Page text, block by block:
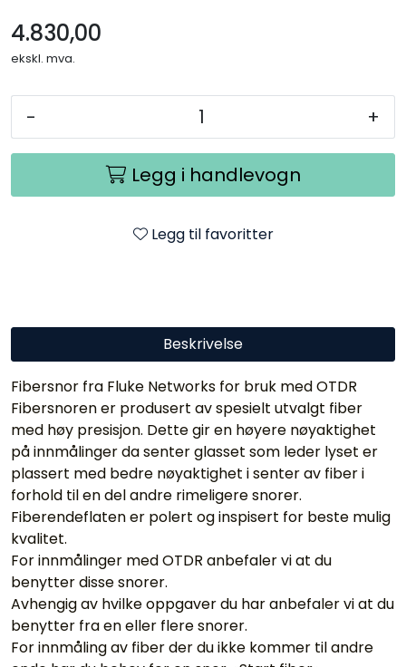
4.830,00
ekskl. mva.
- +
Legg i handlevogn
Legg til favoritter
Beskrivelse
Fibersnor fra Fluke Networks for bruk med OTDR
Fibersnoren er produsert av spesielt utvalgt fiber
med høy presisjon. Dette gir en høyere nøyaktighet
på innmålinger da senter glasset som leder lyset er
plassert med bedre nøyaktighet i senter av fiber i
forhold til en del andre rimeligere snorer.
Fiberendeflaten er polert og inspisert for beste mulig
kvalitet.
For innmålinger med OTDR anbefaler vi at du
benytter disse snorer.
Avhengig av hvilke oppgaver du har anbefaler vi at du
benytter fra en eller flere snorer.
For innmåling av fiber der du ikke kommer til andre
Tilbehør
Kampanjer
Outlet